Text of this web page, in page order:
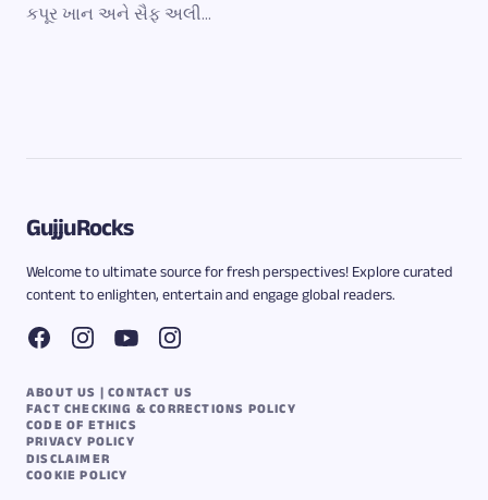
કપૂર ખાન અને સૈફ અલી…
GujjuRocks
Welcome to ultimate source for fresh perspectives! Explore curated
content to enlighten, entertain and engage global readers.
ABOUT US | CONTACT US
FACT CHECKING & CORRECTIONS POLICY
CODE OF ETHICS
PRIVACY POLICY
DISCLAIMER
COOKIE POLICY